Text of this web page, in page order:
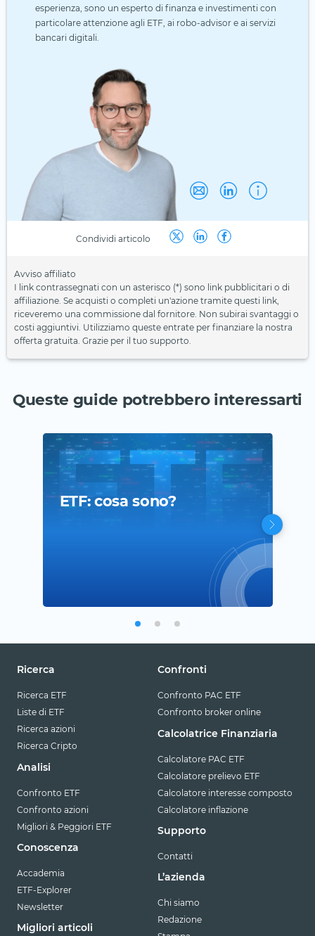
esperienza, sono un esperto di finanza e investimenti con
particolare attenzione agli ETF, ai robo-advisor e ai servizi
bancari digitali.
Condividi articolo
Avviso affiliato
I link contrassegnati con un asterisco (*) sono link pubblicitari o di
affiliazione. Se acquisti o completi un'azione tramite questi link,
riceveremo una commissione dal fornitore. Non subirai svantaggi o
costi aggiuntivi. Utilizziamo queste entrate per finanziare la nostra
offerta gratuita. Grazie per il tuo supporto.
Queste guide potrebbero interessarti
ETF: cosa sono?
Ricerca
Ricerca ETF
Liste di ETF
Ricerca azioni
Ricerca Cripto
Analisi
Confronto ETF
Confronto azioni
Migliori & Peggiori ETF
Conoscenza
Accademia
ETF-Explorer
Newsletter
Migliori articoli
Confronti
Confronto PAC ETF
Confronto broker online
Calcolatrice Finanziaria
Calcolatore PAC ETF
Calcolatore prelievo ETF
Calcolatore interesse composto
Calcolatore inflazione
Supporto
Contatti
L’azienda
Chi siamo
Redazione